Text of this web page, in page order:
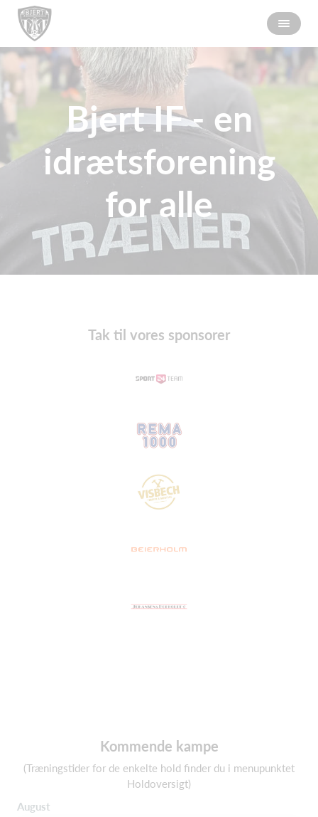
Bjert IF - en
idrætsforening
for alle
Tak til vores sponsorer
Kommende kampe
(Træningstider for de enkelte hold finder du i menupunktet
Holdoversigt)
August